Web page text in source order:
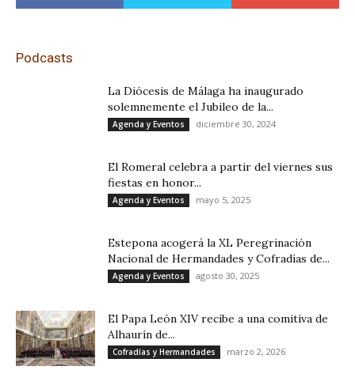
Podcasts
La Diócesis de Málaga ha inaugurado
solemnemente el Jubileo de la...
Agenda y Eventos diciembre 30, 2024
El Romeral celebra a partir del viernes sus
fiestas en honor...
Agenda y Eventos mayo 5, 2025
Estepona acogerá la XL Peregrinación
Nacional de Hermandades y Cofradías de...
Agenda y Eventos agosto 30, 2025
El Papa León XIV recibe a una comitiva de
Alhaurín de...
Cofradías y Hermandades marzo 2, 2026